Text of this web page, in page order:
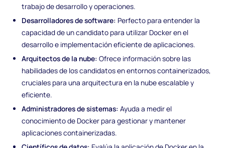
trabajo de desarrollo y operaciones.
Desarrolladores de software: Perfecto para entender la
capacidad de un candidato para utilizar Docker en el
desarrollo e implementación eficiente de aplicaciones.
Arquitectos de la nube: Ofrece información sobre las
habilidades de los candidatos en entornos containerizados,
cruciales para una arquitectura en la nube escalable y
eficiente.
Administradores de sistemas: Ayuda a medir el
conocimiento de Docker para gestionar y mantener
aplicaciones containerizadas.